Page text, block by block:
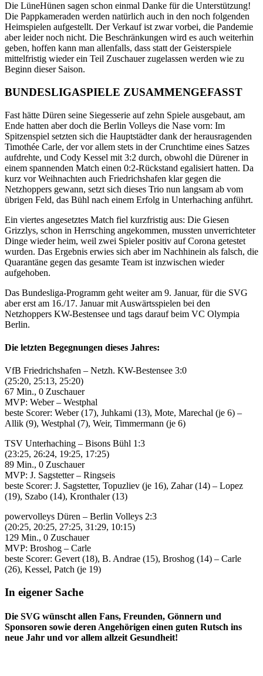
Die LüneHünen sagen schon einmal Danke für die Unterstützung!
Die Pappkameraden werden natürlich auch in den noch folgenden
Heimspielen aufgestellt. Der Verkauf ist zwar vorbei, die Pandemie
aber leider noch nicht. Die Beschränkungen wird es auch weiterhin
geben, hoffen kann man allenfalls, dass statt der Geisterspiele
mittelfristig wieder ein Teil Zuschauer zugelassen werden wie zu
Beginn dieser Saison.
BUNDESLIGASPIELE ZUSAMMENGEFASST
Fast hätte Düren seine Siegesserie auf zehn Spiele ausgebaut, am
Ende hatten aber doch die Berlin Volleys die Nase vorn: Im
Spitzenspiel setzten sich die Hauptstädter dank der herausragenden
Timothée Carle, der vor allem stets in der Crunchtime eines Satzes
aufdrehte, und Cody Kessel mit 3:2 durch, obwohl die Dürener in
einem spannenden Match einen 0:2-Rückstand egalisiert hatten. Da
kurz vor Weihnachten auch Friedrichshafen klar gegen die
Netzhoppers gewann, setzt sich dieses Trio nun langsam ab vom
übrigen Feld, das Bühl nach einem Erfolg in Unterhaching anführt.
Ein viertes angesetztes Match fiel kurzfristig aus: Die Giesen
Grizzlys, schon in Herrsching angekommen, mussten unverrichteter
Dinge wieder heim, weil zwei Spieler positiv auf Corona getestet
wurden. Das Ergebnis erwies sich aber im Nachhinein als falsch, die
Quarantäne gegen das gesamte Team ist inzwischen wieder
aufgehoben.
Das Bundesliga-Programm geht weiter am 9. Januar, für die SVG
aber erst am 16./17. Januar mit Auswärtsspielen bei den
Netzhoppers KW-Bestensee und tags darauf beim VC Olympia
Berlin.
Die letzten Begegnungen dieses Jahres:
VfB Friedrichshafen – Netzh. KW-Bestensee 3:0
(25:20, 25:13, 25:20)
67 Min., 0 Zuschauer
MVP: Weber – Westphal
beste Scorer: Weber (17), Juhkami (13), Mote, Marechal (je 6) –
Allik (9), Westphal (7), Weir, Timmermann (je 6)
TSV Unterhaching – Bisons Bühl 1:3
(23:25, 26:24, 19:25, 17:25)
89 Min., 0 Zuschauer
MVP: J. Sagstetter – Ringseis
beste Scorer: J. Sagstetter, Topuzliev (je 16), Zahar (14) – Lopez
(19), Szabo (14), Kronthaler (13)
powervolleys Düren – Berlin Volleys 2:3
(20:25, 20:25, 27:25, 31:29, 10:15)
129 Min., 0 Zuschauer
MVP: Broshog – Carle
beste Scorer: Gevert (18), B. Andrae (15), Broshog (14) – Carle
(26), Kessel, Patch (je 19)
In eigener Sache
Die SVG wünscht allen Fans, Freunden, Gönnern und
Sponsoren sowie deren Angehörigen einen guten Rutsch ins
neue Jahr und vor allem allzeit Gesundheit!